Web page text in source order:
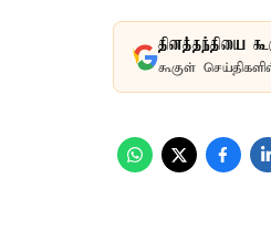
தினத்தந்தியை
கூகுள்